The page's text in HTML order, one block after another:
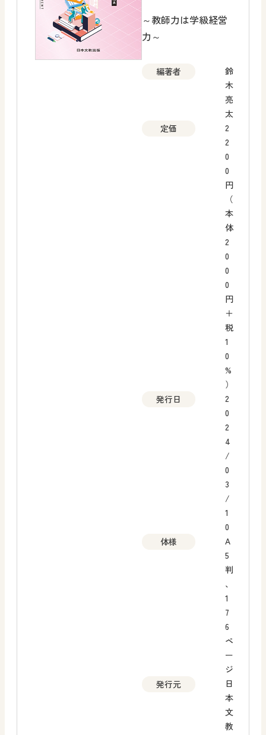
～教師力は学級経営
力～
編著者
鈴
木
亮
太
定価
2
2
0
0
円
（
本
体
2
0
0
0
円
＋
税
1
0
%
）
発行日
2
0
2
4
/
0
3
/
1
0
体様
A
5
判
、
1
7
6
ペ
ー
ジ
発行元
日
本
文
教